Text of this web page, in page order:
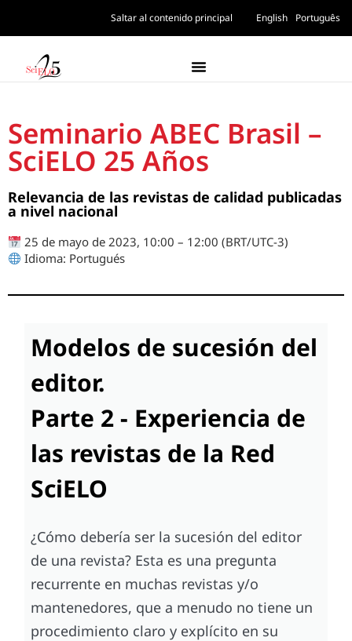
Saltar al contenido principal English Português
Seminario ABEC Brasil –
SciELO 25 Años
Relevancia de las revistas de calidad publicadas
a nivel nacional
25 de mayo de 2023, 10:00 – 12:00 (BRT/UTC-3)
Idioma: Portugués
Modelos de sucesión del
editor.
Parte 2 - Experiencia de
las revistas de la Red
SciELO
¿Cómo debería ser la sucesión del editor
de una revista? Esta es una pregunta
recurrente en muchas revistas y/o
mantenedores, que a menudo no tiene un
procedimiento claro y explícito en su